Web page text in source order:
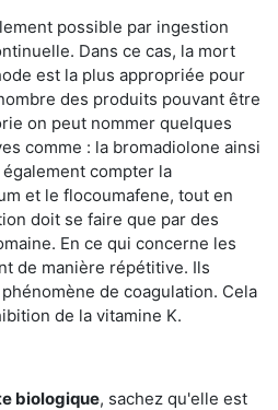
possible par ingestion
Dans ce cas, la mort
est la plus appropriée pour
des produits pouvant être
on peut nommer quelques
comme : la bromadiolone ainsi
compter la
et le flocoumafene, tout en
doit se faire que par des
En ce qui concerne les
de manière répétitive. Ils
de coagulation. Cela
de la vitamine K.
biologique, sachez qu'elle est